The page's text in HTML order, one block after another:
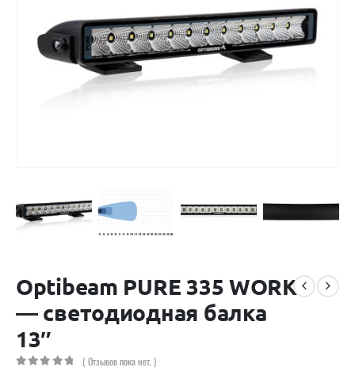
Optibeam PURE 335 WORK
— светодиодная балка
13″
( Отзывов пока нет. )